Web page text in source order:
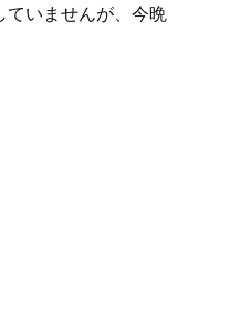
いませんが、今晩